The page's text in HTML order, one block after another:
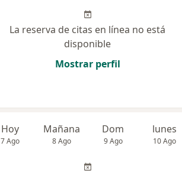
La reserva de citas en línea no está
disponible
Mostrar perfil
Hoy
7 Ago
Mañana
8 Ago
Dom
9 Ago
lunes
10 Ago